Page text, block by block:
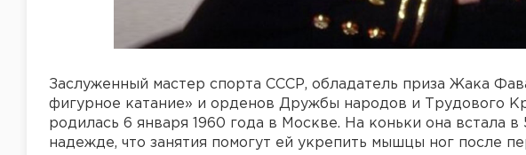
Заслуженный мастер спорта СССР, обладатель приза Жака
фигурное катание» и орденов Дружбы народов и Трудового
родилась 6 января 1960 года в Москве. На коньки она встала
надежде, что занятия помогут ей укрепить мышцы ног после